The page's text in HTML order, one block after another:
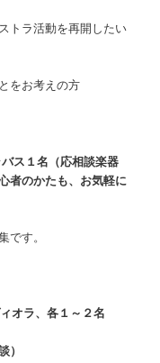
トラ活動を再開したい
をお考えの方
ス１名（応相談楽器
者のかたも、お気軽に
す。
オラ、各１～２名